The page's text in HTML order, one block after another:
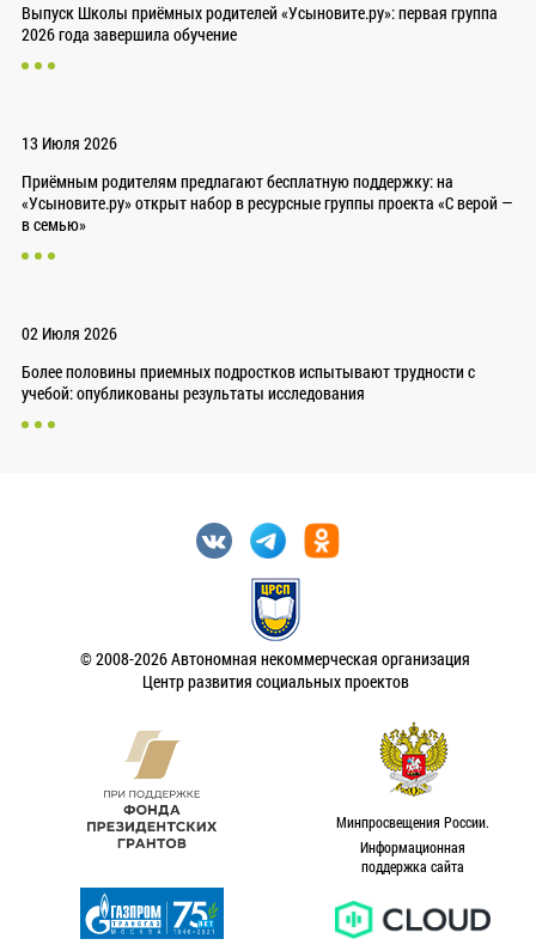
Выпуск Школы приёмных родителей «Усыновите.ру»: первая группа
2026 года завершила обучение
13 Июля 2026
Приёмным родителям предлагают бесплатную поддержку: на
«Усыновите.ру» открыт набор в ресурсные группы проекта «С верой —
в семью»
02 Июля 2026
Более половины приемных подростков испытывают трудности с
учебой: опубликованы результаты исследования
© 2008-2026 Автономная некоммерческая организация
Центр развития социальных проектов
Минпросвещения России.
Информационная
поддержка сайта